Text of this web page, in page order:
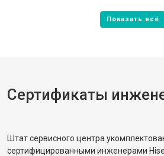
Сертификаты
Штат сервисного центра
сертифицированными инженерами